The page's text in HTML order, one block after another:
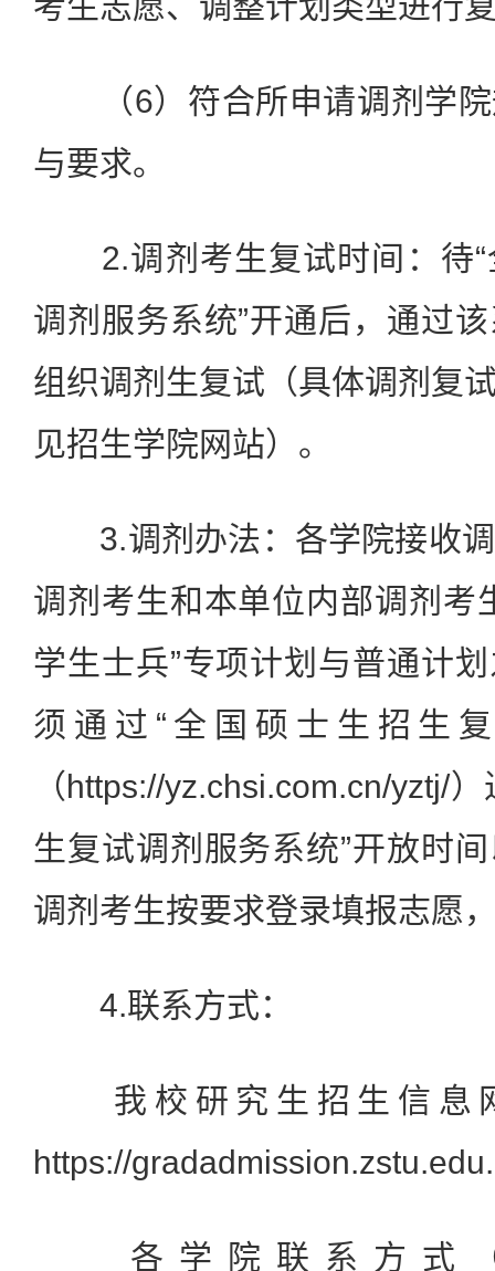
（6）符合所申请调剂学院
与要求。
2.调剂考生复试时间：待“
调剂服务系统”开通后，通过
组织调剂生复试（具体调剂复
见招生学院网站）。
3.调剂办法：各学院接收调
调剂考生和本单位内部调剂考
学生士兵”专项计划与普通计
须通过“全国硕士生招生
（https://yz.chsi.com.cn/yztj/
生复试调剂服务系统”开放时
调剂考生按要求登录填报志愿
4.联系方式：
我校研究生招生信息
https://
各学院联系方式（